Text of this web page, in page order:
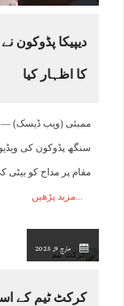
دیپیکا پڈوکون
کا اظہار کیا
ممبئی (ویب ڈیسک) —
سنگھ پڈوکون کی
مقام پر مداح کو بیٹی
مزید پڑھیں
مارچ 9, 2025
کرکٹ ٹیم کے